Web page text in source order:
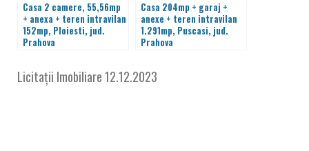
Casa 2 camere, 55,56mp
+ anexa + teren intravilan
152mp, Ploiesti, jud.
Prahova
Casa 204mp + garaj +
anexe + teren intravilan
1.291mp, Puscasi, jud.
Prahova
Licitații Imobiliare12.12.2023